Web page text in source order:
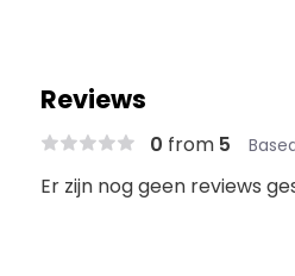
Reviews
0 from 5
Er zijn nog geen reviews